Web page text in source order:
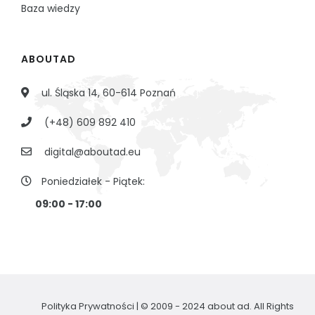
Baza wiedzy
ABOUTAD
ul. Śląska 14, 60-614 Poznań
(+48) 609 892 410
digital@aboutad.eu
Poniedziałek - Piątek:
09:00 - 17:00
Polityka Prywatności | © 2009 - 2024 about ad. All Rights